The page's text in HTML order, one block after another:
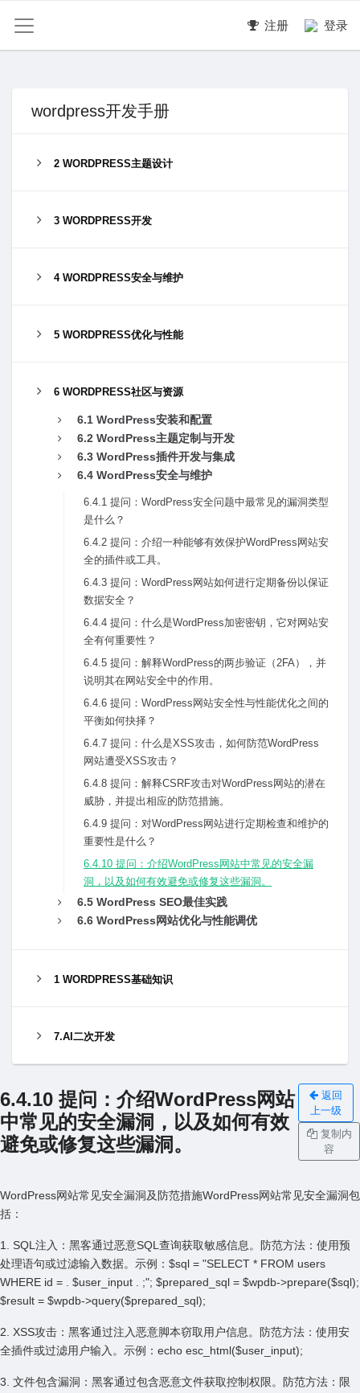
注册 登录
wordpress开发手册
2 WORDPRESS主题设计
3 WORDPRESS开发
4 WORDPRESS安全与维护
5 WORDPRESS优化与性能
6 WORDPRESS社区与资源
6.1 WordPress安装和配置
6.2 WordPress主题定制与开发
6.3 WordPress插件开发与集成
6.4 WordPress安全与维护
6.4.1 提问：WordPress安全问题中最常见的漏洞类型
是什么？
6.4.2 提问：介绍⼀种能够有效保护WordPress⽹站安
全的插件或⼯具。
6.4.3 提问：WordPress⽹站如何进⾏定期备份以保证
数据安全？
6.4.4 提问：什么是WordPress加密密钥，它对⽹站安
全有何重要性？
6.4.5 提问：解释WordPress的两步验证（2FA），并
说明其在⽹站安全中的作⽤。
6.4.6 提问：WordPress⽹站安全性与性能优化之间的
平衡如何抉择？
6.4.7 提问：什么是XSS攻击，如何防范WordPress
⽹站遭受XSS攻击？
6.4.8 提问：解释CSRF攻击对WordPress⽹站的潜在
威胁，并提出相应的防范措施。
6.4.9 提问：对WordPress⽹站进⾏定期检查和维护的
重要性是什么？
6.4.10 提问：介绍WordPress⽹站中常见的安全漏
洞，以及如何有效避免或修复这些漏洞。
6.5 WordPress SEO最佳实践
6.6 WordPress⽹站优化与性能调优
1 WORDPRESS基础知识
7.AI二次开发
6.4.10 提问：介绍WordPress⽹站
中常见的安全漏洞，以及如何有效
避免或修复这些漏洞。
返回
上一级
复制内
容
WordPress⽹站常见安全漏洞及防范措施WordPress⽹站常见安全漏洞包
括：
1. SQL注⼊：⿊客通过恶意SQL查询获取敏感信息。防范⽅法：使⽤预
处理语句或过滤输⼊数据。⽰例：$sql = "SELECT * FROM users
WHERE id = . $user_input . ;"; $prepared_sql = $wpdb->prepare($sql);
$result = $wpdb->query($prepared_sql);
2. XSS攻击：⿊客通过注⼊恶意脚本窃取⽤户信息。防范⽅法：使⽤安
全插件或过滤⽤户输⼊。⽰例：echo esc_html($user_input);
3. ⽂件包含漏洞：⿊客通过包含恶意⽂件获取控制权限。防范⽅法：限